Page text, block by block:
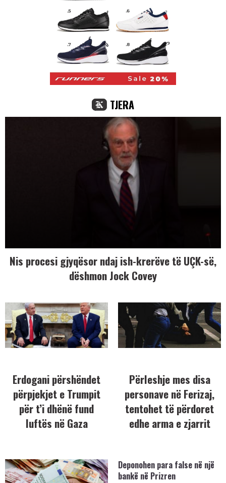
TJERA
Nis procesi gjyqësor ndaj ish-krerëve të UÇK-së,
dëshmon Jock Covey
Erdogani përshëndet
përpjekjet e Trumpit
për t’i dhënë fund
luftës në Gaza
Përleshje mes disa
personave në Ferizaj,
tentohet të përdoret
edhe arma e zjarrit
Deponohen para false në një
bankë në Prizren